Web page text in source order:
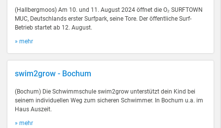
(Hallbergmoos) Am 10. und 11. August 2024 öffnet die O₂ SURFTOWN
MUC, Deutschlands erster Surfpark, seine Tore. Der öffentliche Surf-
Betrieb startet ab 12. August.
» mehr
swim2grow - Bochum
(Bochum) Die Schwimmschule swim2grow unterstützt dein Kind bei
seinem individuellen Weg zum sicheren Schwimmer. In Bochum u.a. im
Haus Auszeit.
» mehr